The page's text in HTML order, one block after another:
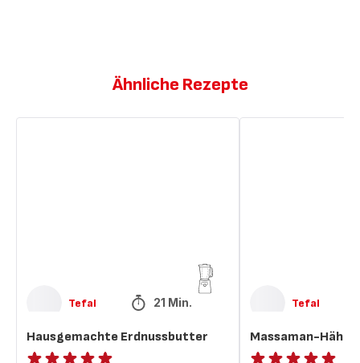
Ähnliche Rezepte
Tefal 21 Min.
Hausgemachte Erdnussbutter
Tefal
Massaman-